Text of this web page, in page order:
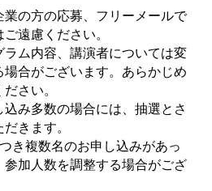
の方の応募、フリーメールで
遠慮ください。
ム内容、講演者については変
場合がございます。あらかじめ
さい。
み多数の場合には、抽選とさ
きます。
き複数名のお申し込みがあっ
参加人数を調整する場合がござ